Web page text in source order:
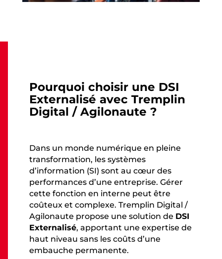
Pourquoi choisir une DSI
Externalisé avec Tremplin
Digital / Agilonaute ?
Dans un monde numérique en pleine
transformation, les systèmes
d’information (SI) sont au cœur des
performances d’une entreprise. Gérer
cette fonction en interne peut être
coûteux et complexe. Tremplin Digital /
Agilonaute propose une solution de DSI
Externalisé, apportant une expertise de
haut niveau sans les coûts d’une
embauche permanente.